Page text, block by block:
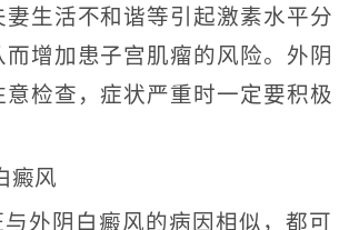
妻生活不和谐等引起激素水平分
而增加患子宫肌瘤的风险。外阴
意检查，症状严重时一定要积极
癜风
外阴白癜风的病因相似，都可